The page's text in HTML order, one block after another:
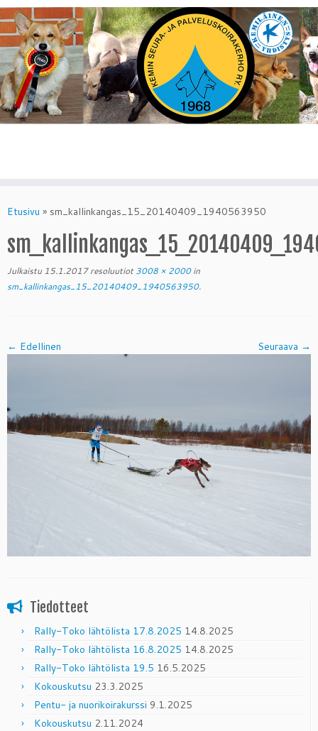
toEtusivu » sm_kallinkangas_15_20140409_1940563950
Julkaistu 15.1.2017resoluutiot3008 × 2000in
sm_kallinkangas_15_20140409_1940563950.
← Edellinen Seuraava →
Tiedotteet
Rally-Toko lähtölista 17.8.2025 14.8.2025
Rally-Toko lähtölista 16.8.2025 14.8.2025
Rally-Toko lähtölista 19.5 16.5.2025
Kokouskutsu 23.3.2025
Pentu- ja nuorikoirakurssi 9.1.2025
Kokouskutsu 2.11.2024